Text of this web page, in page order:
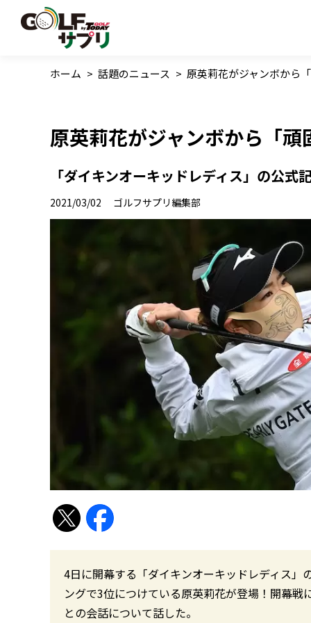
ホーム > 話題のニュース > 原英莉花がジャンボから
原英莉花がジャンボから「
「ダイキンオーキッドレディス」の公式
2021/03/02 ゴルフサプリ編集部
4日に開幕する「ダイキンオーキッドレディス
ングで3位につけている原英莉花が登場！開幕
との会話について話した。